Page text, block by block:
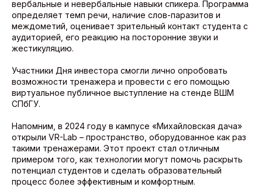
вербальные и невербальные навыки спикера. Программа
определяет темп речи, наличие слов-паразитов и
междометий, оценивает зрительный контакт студента с
аудиторией, его реакцию на посторонние звуки и
жестикуляцию.
Участники Дня инвестора смогли лично опробовать
возможности тренажера и провести с его помощью
виртуальное публичное выступление на стенде ВШМ
СПбГУ.
Напомним, в 2024 году в кампусе «Михайловская дача»
открыли VR-Lab – пространство, оборудованное как раз
такими тренажерами. Этот проект стал отличным
примером того, как технологии могут помочь раскрыть
потенциал студентов и сделать образовательный
процесс более эффективным и комфортным.